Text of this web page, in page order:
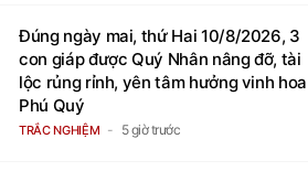
Đúng ngày mai, thứ Hai 10/8/2026, 3
con giáp được Quý Nhân nâng đỡ, tài
lộc rủng rỉnh, yên tâm hưởng vinh hoa
Phú Quý
TRẮC NGHIỆM 5 giờ trước